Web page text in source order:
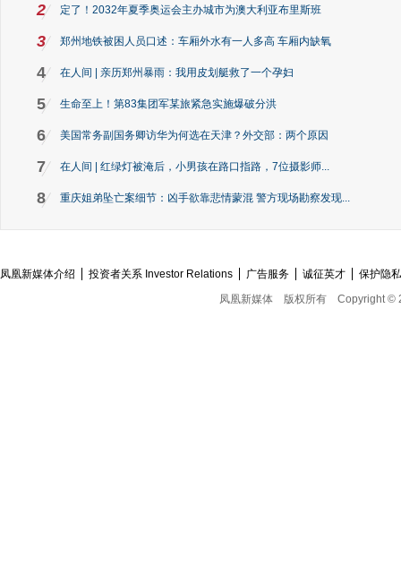
2 定了！2032年夏季奥运会主办城市为澳大利亚布里斯班
3 郑州地铁被困人员口述：车厢外水有一人多高 车厢内缺氧
4 在人间 | 亲历郑州暴雨：我用皮划艇救了一个孕妇
5 生命至上！第83集团军某旅紧急实施爆破分洪
6 美国常务副国务卿访华为何选在天津？外交部：两个原因
7 在人间 | 红绿灯被淹后，小男孩在路口指路，7位摄影师...
8 重庆姐弟坠亡案细节：凶手欲靠悲情蒙混 警方现场勘察发现...
凤凰新媒体介绍 投资者关系 Investor Relations 广告服务 诚征英才
保护隐
凤凰新媒体
版权所有 Copyright ©